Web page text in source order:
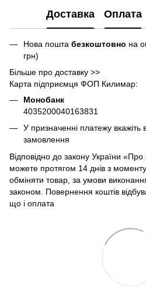
Доставка Оплата
Нова пошта безкоштовно на
грн)
Більше про доставку >>
Карта підприємця ФОП Килимар:
Монобанк
4035200040163831
У призначенні платежу
замовлення
Відповідно до закону України
можете протягом 14 днів з
обміняти товар, за умови
законом. Повернення коштів
що і оплата